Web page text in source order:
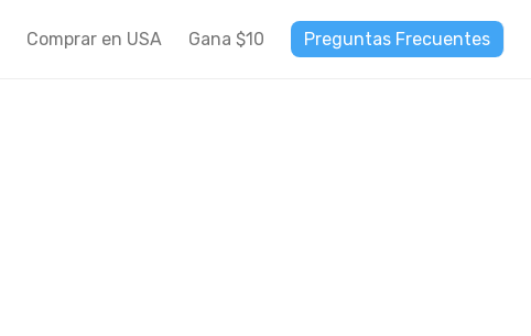
Comprar en USA Gana $10 Preguntas Frecuentes